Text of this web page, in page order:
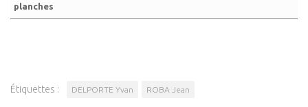
planches
Étiquettes : DELPORTE Yvan ROBA Jean